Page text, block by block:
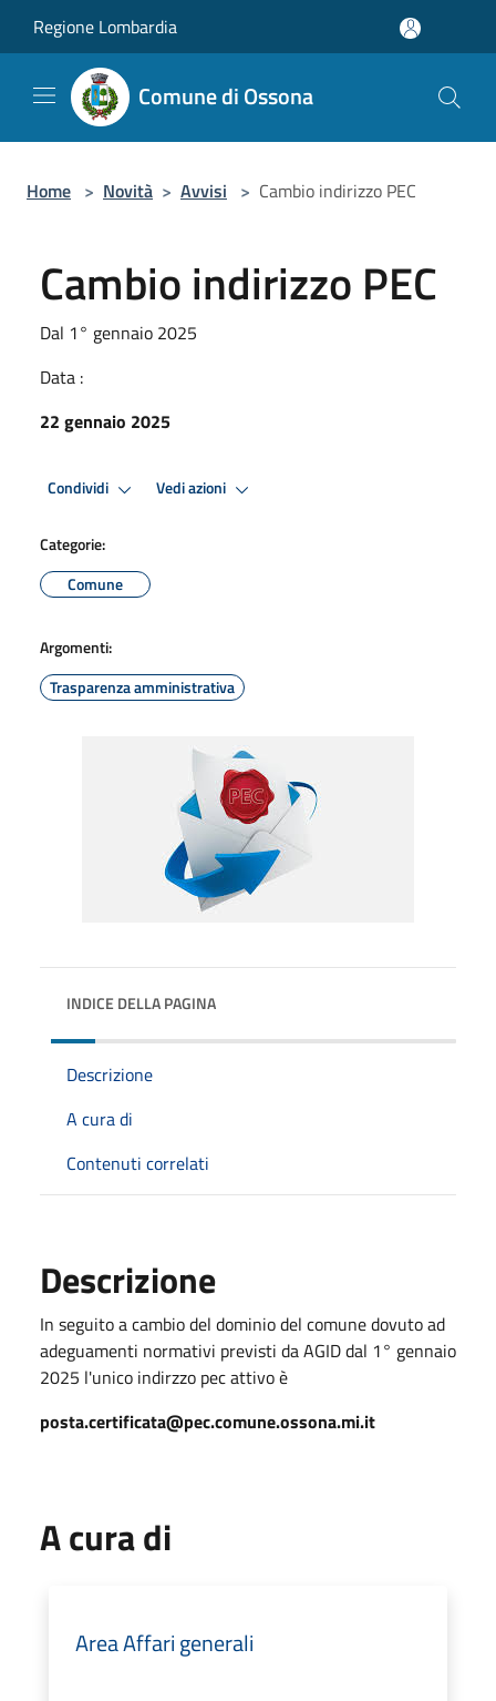
Regione Lombardia
Comune di Ossona
Home > Novità > Avvisi > Cambio indirizzo PEC
Cambio indirizzo PEC
Dal 1° gennaio 2025
Data :
22 gennaio 2025
Condividi Vedi azioni
Categorie:
Comune
Argomenti:
Trasparenza amministrativa
INDICE DELLA PAGINA
Descrizione
A cura di
Contenuti correlati
Descrizione
In seguito a cambio del dominio del comune dovuto ad
adeguamenti normativi previsti da AGID dal 1° gennaio
2025 l'unico indirzzo pec attivo è
posta.certificata@pec.comune.ossona.mi.it
A cura di
Area Affari generali